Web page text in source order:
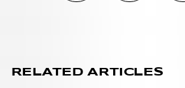
RELATED ARTICLES